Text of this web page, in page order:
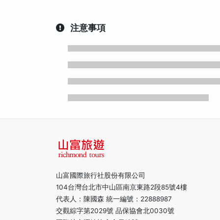
注意事項
山富國際旅行社股份有限公司
104台灣台北市中山區南京東路2段85號4樓
代表人：陳國森 統一編號：22888987
交觀綜字第2029號 品保協會北0030號